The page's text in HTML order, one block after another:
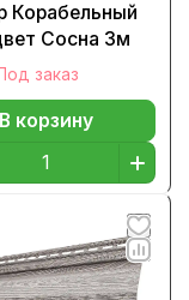
Корабельный
Сосна 3м
Под заказ
В корзину